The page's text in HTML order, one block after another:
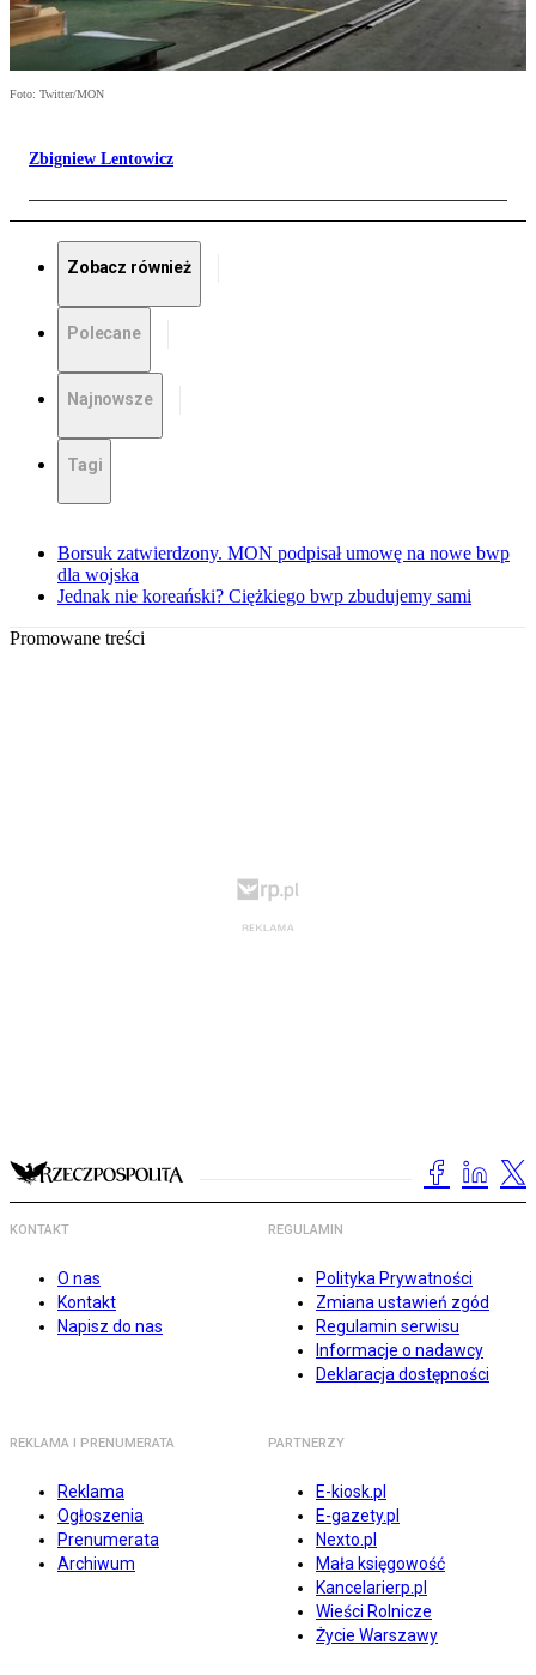
Foto: Twitter/MON
Zbigniew Lentowicz
Zobacz również
Polecane
Najnowsze
Tagi
Borsuk zatwierdzony. MON podpisał umowę na nowe bwp
dla wojska
Jednak nie koreański? Ciężkiego bwp zbudujemy sami
Promowane treści
KONTAKT
O nas
Kontakt
Napisz do nas
REGULAMIN
Polityka Prywatności
Zmiana ustawień zgód
Regulamin serwisu
Informacje o nadawcy
Deklaracja dostępności
REKLAMA I PRENUMERATA
Reklama
Ogłoszenia
Prenumerata
Archiwum
PARTNERZY
E-kiosk.pl
E-gazety.pl
Nexto.pl
Mała księgowość
Kancelarierp.pl
Wieści Rolnicze
Życie Warszawy